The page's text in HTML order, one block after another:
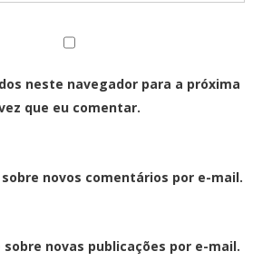
neste navegador para a próxima
que eu comentar.
novos comentários por e-mail.
novas publicações por e-mail.